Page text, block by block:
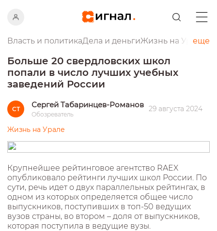
Власть и политикаДела и деньгиЖизнь на Урале
еще
Больше 20 свердловских школ
попали в число лучших учебных
заведений России
СТ Сергей Табаринцев-Романов
Обозреватель
29 августа 2024
Жизнь на Урале
Крупнейшее рейтинговое агентство RAEX
опубликовало рейтинги лучших школ России. По
сути, речь идет о двух параллельных рейтингах, в
одном из которых определяется общее число
выпускников, поступивших в топ-50 ведущих
вузов страны, во втором – доля от выпускников,
которая поступила в ведущие вузы.